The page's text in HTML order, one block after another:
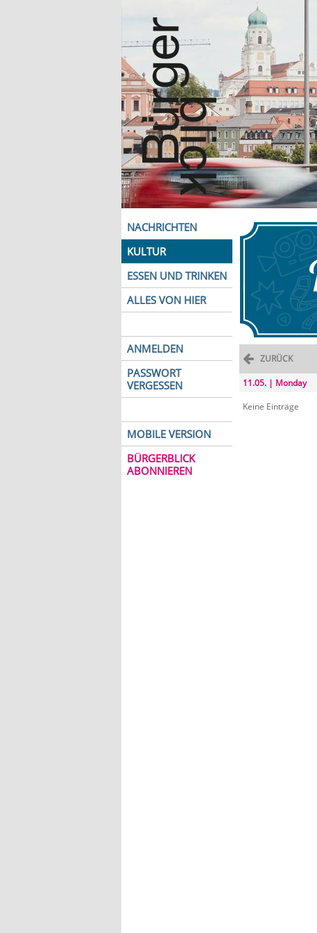
NACHRICHTEN
KULTUR
ESSEN UND TRINKEN
ALLES VON HIER
ANMELDEN
PASSWORT
VERGESSEN
MOBILE VERSION
BÜRGERBLICK
ABONNIEREN
ZURÜCK
11.05. | Monday
Keine Einträge